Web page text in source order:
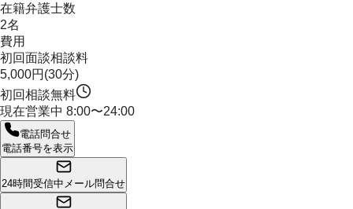
在籍弁護士数
2名
費用
初回面談相談料
5,000円(30分)
初回相談無料
現在営業中 8:00〜24:00
電話問合せ
電話番号を表示
24時間受信中 メール問合せ